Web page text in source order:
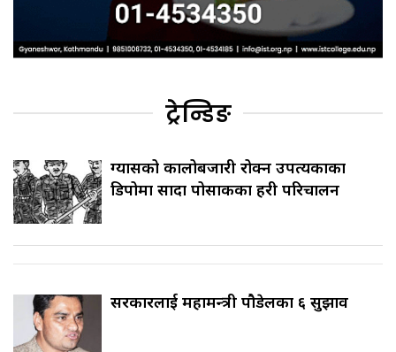
ट्रेन्डिङ
ग्यासको कालोबजारी रोक्न उपत्यकाका
डिपोमा सादा पोसाकका प्रहरी परिचालन
सरकारलाई महामन्त्री पौडेलका ६ सुझाव